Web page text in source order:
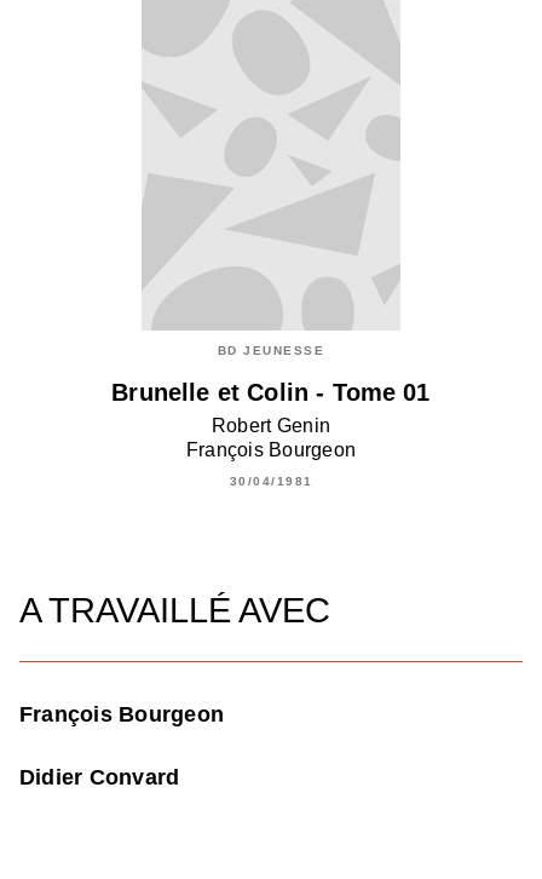
BD JEUNESSE
Brunelle et Colin - Tome 01
Robert Genin
François Bourgeon
30/04/1981
A TRAVAILLÉ AVEC
François Bourgeon
Didier Convard